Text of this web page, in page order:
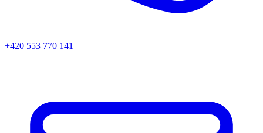
+420 553 770 141